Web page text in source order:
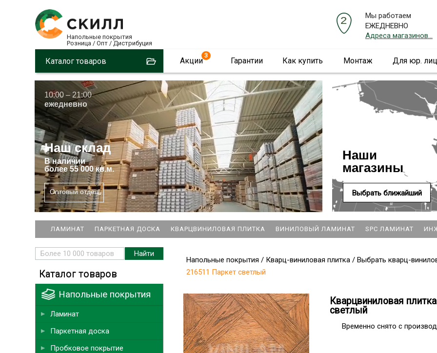
Напольные покрытия
Розница / Опт / Дистрибуция
Мы работаем
ЕЖЕДНЕВНО
Адреса магазинов...
Каталог товаров Акции
3
Гарантии Как купить Монтаж Для юр. лиц
10:00 – 21:00
ежедневно
Наш склад
Вналичии
более 55 000 кв.м.
Оптовый отдел
Наши
магазины
Выбрать ближайший
ЛАМИНАТ ПАРКЕТНАЯ ДОСКА КВАРЦВИНИЛОВАЯ ПЛИТКА ВИНИЛОВЫЙ ЛАМИНАТ SPC ЛАМИНАТ
Напольные покрытия / Кварц-виниловая плитка / Выбрать кварц-
216511 Паркет светлый
Кварцвиниловая
светлый
Временно снято с
Каталог товаров
Напольные покрытия
Ламинат
Паркетная доска
Пробковое покрытие